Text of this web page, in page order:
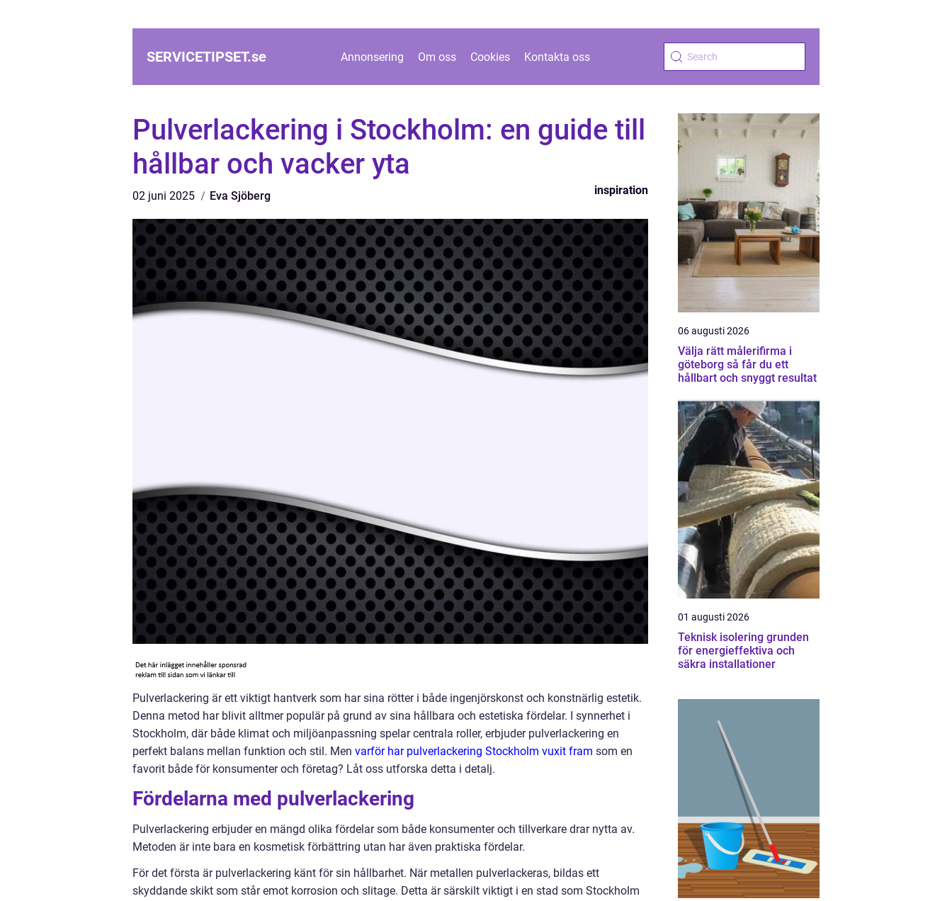
SERVICETIPSET.se Annonsering Om oss Cookies Kontakta oss
Pulverlackering i Stockholm: en guide till
hållbar och vacker yta
02 juni 2025 Eva Sjöberg inspiration
Pulverlackering är ett viktigt hantverk som har sina rötter i både ingenjörskonst och konstnärlig estetik.
Denna metod har blivit alltmer populär på grund av sina hållbara och estetiska fördelar. I synnerhet i
Stockholm, där både klimat och miljöanpassning spelar centrala roller, erbjuder pulverlackering en
perfekt balans mellan funktion och stil. Men varför har pulverlackering Stockholm vuxit fram som en
favorit både för konsumenter och företag? Låt oss utforska detta i detalj.
Fördelarna med pulverlackering
Pulverlackering erbjuder en mängd olika fördelar som både konsumenter och tillverkare drar nytta av.
Metoden är inte bara en kosmetisk förbättring utan har även praktiska fördelar.
För det första är pulverlackering känt för sin hållbarhet. När metallen pulverlackeras, bildas ett
skyddande skikt som står emot korrosion och slitage. Detta är särskilt viktigt i en stad som Stockholm
06 augusti 2026
Välja rätt målerifirma i
göteborg så får du ett
hållbart och snyggt resultat
01 augusti 2026
Teknisk isolering grunden
för energieffektiva och
säkra installationer